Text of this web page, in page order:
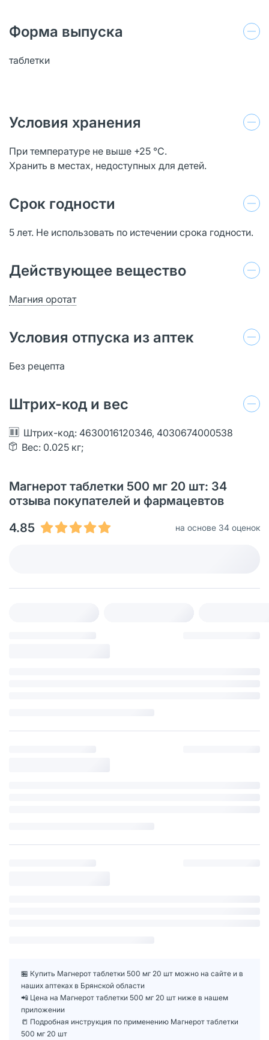
Форма выпуска
таблетки
Условия хранения
При температуре не выше +25 °С.
Хранить в местах, недоступных для детей.
Срок годности
5 лет. Не использовать по истечении срока годности.
Действующее вещество
Магния оротат
Условия отпуска из аптек
Без рецепта
Штрих-код и вес
Штрих-код: 4630016120346, 4030674000538
Вес: 0.025 кг;
Магнерот таблетки 500 мг 20 шт: 34
отзыва покупателей и фармацевтов
4.85
на основе 34 оценок
🏪 Купить Магнерот таблетки 500 мг 20 шт можно на сайте и в
наших аптеках в Брянской области
📲 Цена на Магнерот таблетки 500 мг 20 шт ниже в нашем
приложении
📒 Подробная инструкция по применению Магнерот таблетки
500 мг 20 шт